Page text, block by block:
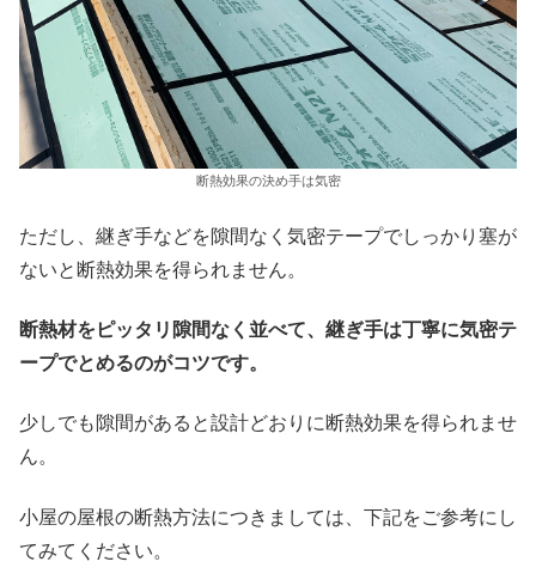
断熱効果の決め手は気密
ただし、継ぎ手などを隙間なく気密テープでしっかり塞が
ないと断熱効果を得られません。
断熱材をピッタリ隙間なく並べて、継ぎ手は丁寧に気密テ
ープでとめるのがコツです。
少しでも隙間があると設計どおりに断熱効果を得られませ
ん。
小屋の屋根の断熱方法につきましては、下記をご参考にし
てみてください。